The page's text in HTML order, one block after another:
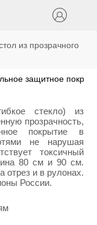
из прозрачного
защитное
стекло) из
прозрачность,
покрытие в
не нарушая
токсичный
80 см и 90 см.
отрез и в рулонах.
России.